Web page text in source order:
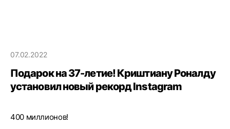
07.02.2022
Подарок на 37-летие! Криштиану Роналду
установил новый рекорд Instagram
400 миллионов!